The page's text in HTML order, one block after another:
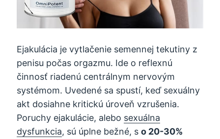
Ejakulácia je vytlačenie semennej tekutiny z
penisu počas orgazmu. Ide o reflexnú
činnosť riadenú centrálnym nervovým
systémom. Uvedené sa spustí, keď sexuálny
akt dosiahne kritickú úroveň vzrušenia.
Poruchy ejakulácie, alebo sexuálna
dysfunkcia, sú úplne bežné, so 20-30%